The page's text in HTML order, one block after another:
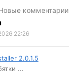
комментарии
22:26
2.0.1.5
...